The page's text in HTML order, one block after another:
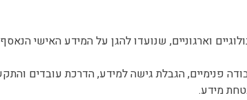
וארגוניים, שנועדו להגן על המידע האישי
פנימיים, הגבלת גישה למידע, הדרכת עובדים
מידע.